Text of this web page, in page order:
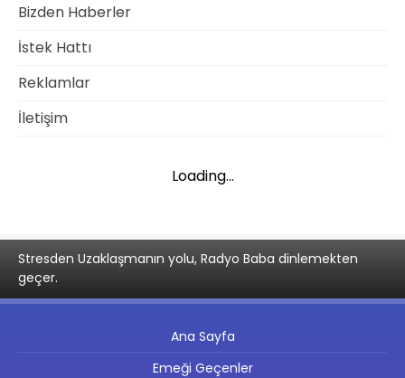
Bizden Haberler
İstek Hattı
Reklamlar
İletişim
Loading...
Stresden Uzaklaşmanın yolu, Radyo Baba dinlemekten
geçer.
Ana Sayfa
Emeği Geçenler